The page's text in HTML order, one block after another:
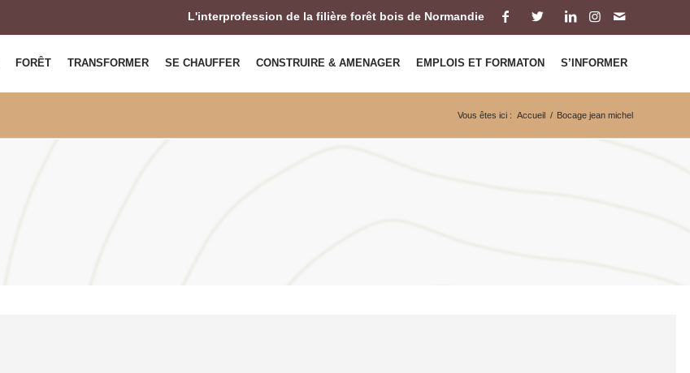
L'interprofession de la filière forêt bois de Normandie
FORÊT TRANSFORMER SE CHAUFFER CONSTRUIRE & AMENAGER EMPLOIS ET FORMATON S’INFORMER
Vous êtes ici : Accueil / Bocage jean michel